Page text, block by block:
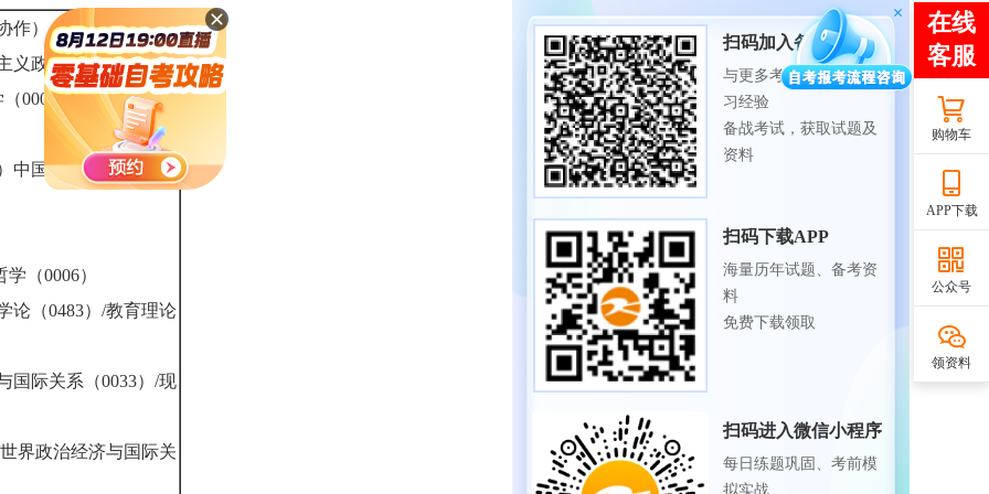
作）（8164）
义政治经济学原理
0008）/政治经济学
中国革命史（0007）
（0006）
论（0483）/教育理论
国际关系（0033）/现
界政治经济与国际关
扫码加入备考交流群
与更多考生一起交流学
习经验
备战考试，获取试题及
资料
扫码下载APP
海量历年试题、备考资
料
免费下载领取
扫码进入微信小程序
每日练题巩固、考前模
拟实战
购物车
APP下载
公众号
领资料